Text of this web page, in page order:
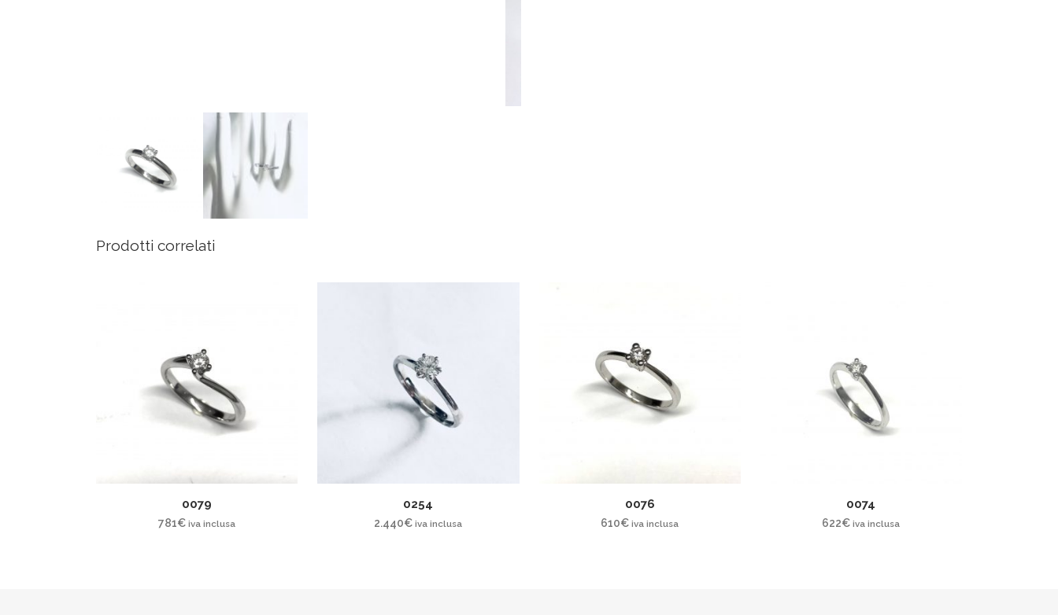
Prodotti correlati
0079
781€ iva inclusa
0254
2.440€ iva inclusa
0076
610€ iva inclusa
0074
622€ iva inclusa